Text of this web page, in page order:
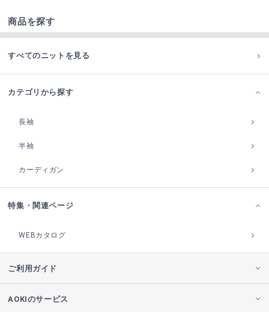
商品を探す
すべてのニットを見る
カテゴリから探す
長袖
半袖
カーディガン
特集・関連ページ
WEBカタログ
ご利用ガイド
AOKIのサービス